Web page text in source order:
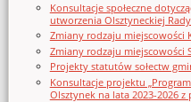
Konsultacje społeczne
utworzenia Olsztyneckiej
Zmiany rodzaju miejscowości
Zmiany rodzaju miejscowości
Projekty statutów sołectw
Konsultacje projektu
Olsztynek na lata 2023-2026